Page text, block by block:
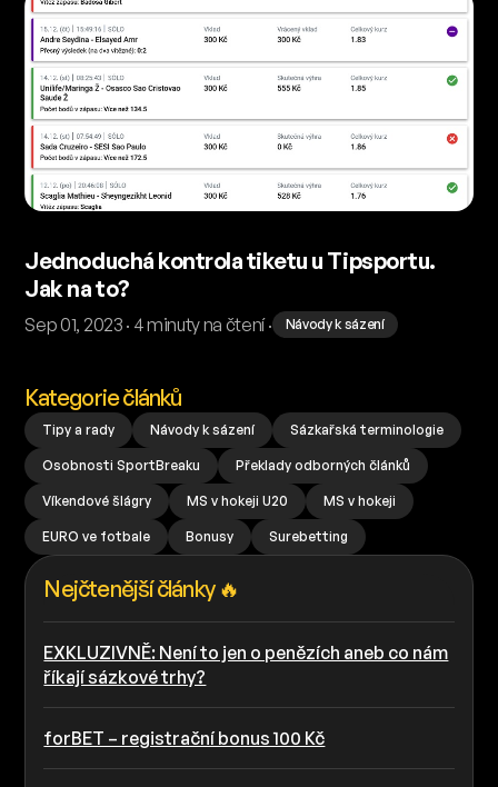
Jednoduchá kontrola tiketu u Tipsportu.
Jak na to?
Sep 01, 2023 · 4 minuty na čtení · Návody k sázení
Kategorie článků
Tipy a rady Návody k sázení Sázkařská terminologie
Osobnosti SportBreaku Překlady odborných článků
Víkendové šlágry MS v hokeji U20 MS v hokeji
EURO ve fotbale Bonusy Surebetting
Nejčtenější články 🔥
EXKLUZIVNĚ: Není to jen o penězích aneb co nám
říkají sázkové trhy?
forBET – registrační bonus 100 Kč